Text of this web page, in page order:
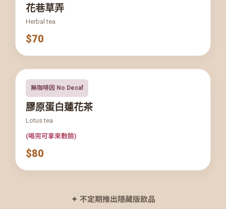
花巷草弄
Herbal tea
$70
無咖啡因 No Decaf
膠原蛋白蓮花茶
Lotus tea
(喝完可拿來敷臉)
$80
✦ 不定期推出隱藏版飲品